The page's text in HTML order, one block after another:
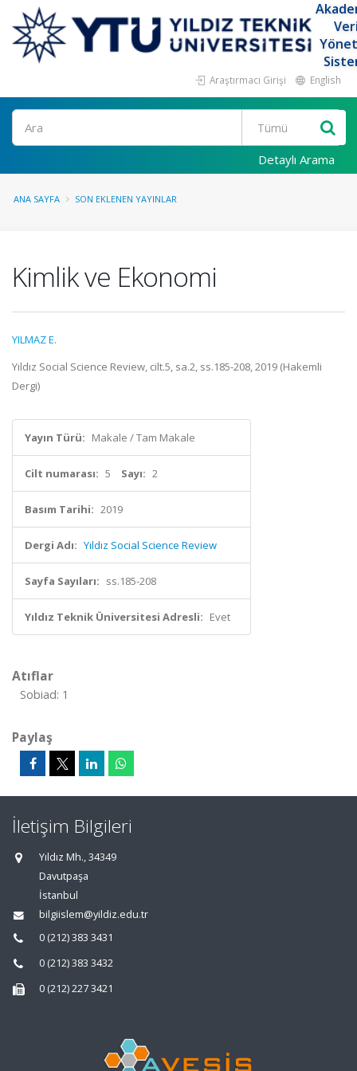
Araştırmacı Girişi English
Ara
Detaylı Arama
ANA SAYFA SON EKLENEN YAYINLAR
Kimlik ve Ekonomi
YILMAZ E.
Yıldız Social Science Review, cilt.5, sa.2, ss.185-208, 2019 (Hakemli
Dergi)
Yayın Türü: Makale / Tam Makale
Cilt numarası: 5 Sayı: 2
Basım Tarihi: 2019
Dergi Adı: Yıldız Social Science Review
Sayfa Sayıları: ss.185-208
Yıldız Teknik Üniversitesi Adresli: Evet
Atıflar
Sobiad: 1
Paylaş
İletişim Bilgileri
Yıldız Mh., 34349
Davutpaşa
İstanbul
bilgiislem@yildiz.edu.tr
0 (212) 383 3431
0 (212) 383 3432
0 (212) 227 3421